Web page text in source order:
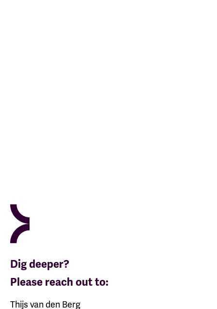
Dig deeper?
Please reach out to:
Thijs van den Berg